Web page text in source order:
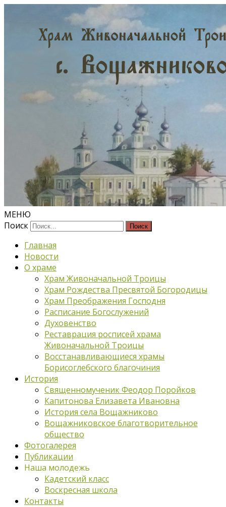
МЕНЮ
Поиск
Главная
Новости
О храме
Храм Живоначальной Троицы
Храм Рождества Пресвятой Богородицы
Храм Преображения Господня
Расписание Богослужений
Духовенство
Реставрация росписей храма
Живоначальной Троицы
Восстанавливающиеся храмы
Борисоглебского благочиния
История
Священномученик Феодор Поройков
Капитонова Елизавета Ивановна
История села Вощажниково
Вощажниковское благотворительное
общество
Фотогалерея
Публикации
Наша молодежь
Кадетский класс
Воскресная школа
Контакты